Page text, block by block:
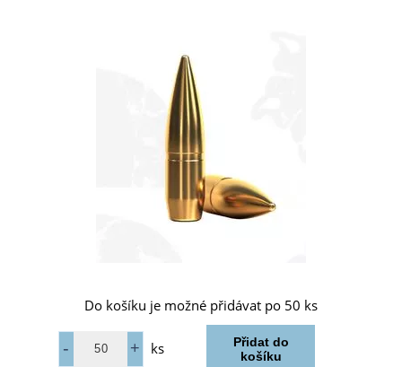
Do košíku je možné přidávat po 50 ks
ks